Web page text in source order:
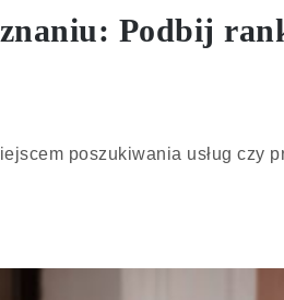
Podbij
poszukiwania usług czy